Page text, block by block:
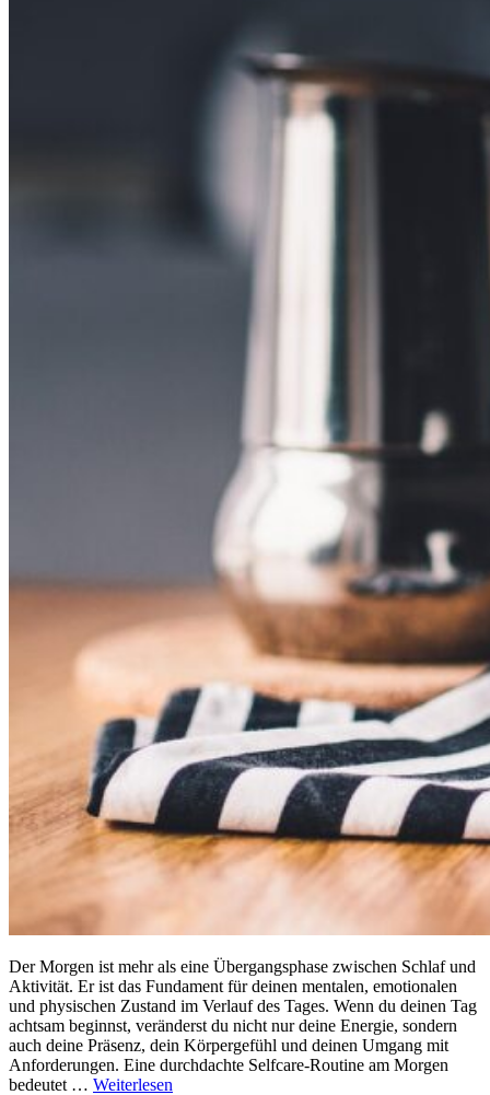
Der Morgen ist mehr als eine Übergangsphase zwischen Schlaf und
Aktivität. Er ist das Fundament für deinen mentalen, emotionalen
und physischen Zustand im Verlauf des Tages. Wenn du deinen Tag
achtsam beginnst, veränderst du nicht nur deine Energie, sondern
auch deine Präsenz, dein Körpergefühl und deinen Umgang mit
Anforderungen. Eine durchdachte Selfcare-Routine am Morgen
bedeutet … Weiterlesen